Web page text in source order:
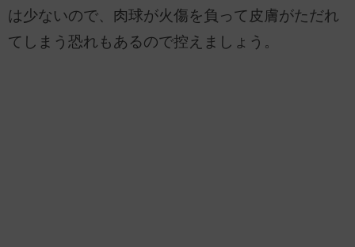
は少ないので、肉球が火傷を負って皮膚がただれ
てしまう恐れもあるので控えましょう。